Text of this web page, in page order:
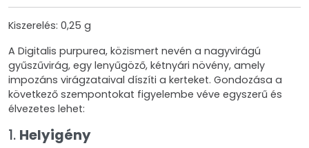
Kiszerelés: 0,25 g
A Digitalis purpurea, közismert nevén a nagyvirágú
gyűszűvirág, egy lenyűgöző, kétnyári növény, amely
impozáns virágzataival díszíti a kerteket. Gondozása a
következő szempontokat figyelembe véve egyszerű és
élvezetes lehet:
1. Helyigény